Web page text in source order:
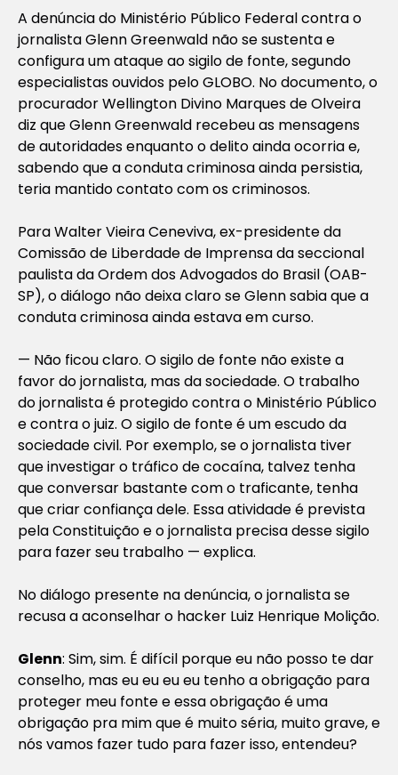
A denúncia do Ministério Público Federal contra o
jornalista Glenn Greenwald não se sustenta e
configura um ataque ao sigilo de fonte, segundo
especialistas ouvidos pelo GLOBO. No documento, o
procurador Wellington Divino Marques de Olveira
diz que Glenn Greenwald recebeu as mensagens
de autoridades enquanto o delito ainda ocorria e,
sabendo que a conduta criminosa ainda persistia,
teria mantido contato com os criminosos.
Para Walter Vieira Ceneviva, ex-presidente da
Comissão de Liberdade de Imprensa da seccional
paulista da Ordem dos Advogados do Brasil (OAB-
SP), o diálogo não deixa claro se Glenn sabia que a
conduta criminosa ainda estava em curso.
— Não ficou claro. O sigilo de fonte não existe a
favor do jornalista, mas da sociedade. O trabalho
do jornalista é protegido contra o Ministério Público
e contra o juiz. O sigilo de fonte é um escudo da
sociedade civil. Por exemplo, se o jornalista tiver
que investigar o tráfico de cocaína, talvez tenha
que conversar bastante com o traficante, tenha
que criar confiança dele. Essa atividade é prevista
pela Constituição e o jornalista precisa desse sigilo
para fazer seu trabalho — explica.
No diálogo presente na denúncia, o jornalista se
recusa a aconselhar o hacker Luiz Henrique Molição.
Glenn: Sim, sim. É difícil porque eu não posso te dar
conselho, mas eu eu eu eu tenho a obrigação para
proteger meu fonte e essa obrigação é uma
obrigação pra mim que é muito séria, muito grave, e
nós vamos fazer tudo para fazer isso, entendeu?